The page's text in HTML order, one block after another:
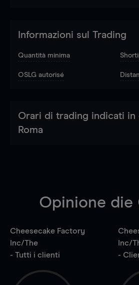
Informazioni sul Trading
Quantità minima
OSLG autorisé
Orari di trading indicati in
Roma
Opinione die
Cheesecake Factory
Inc/The
- Tutti i clienti
Inc/
-